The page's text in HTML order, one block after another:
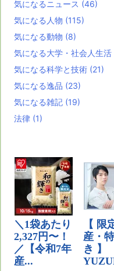
気になるニュース (46)
気になる人物 (115)
気になる動物 (8)
気になる大学・社会人生活
気になる科学と技術 (21)
気になる逸品 (23)
気になる雑記 (19)
法律 (1)